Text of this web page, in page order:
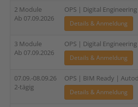
2 Module
Ab 07.09.2026
OPS | Digital
Details & Anmeldung
3 Module
Ab 07.09.2026
OPS | Digital
Details & Anmeldung
07.09.-08.09.26
2-tägig
OPS | BIM Ready |
Details & Anmeldung